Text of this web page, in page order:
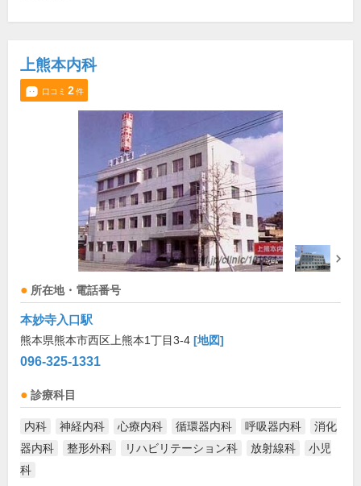
上熊本内科
口コミ 2件
所在地・電話番号
本妙寺入口駅
熊本県熊本市西区上熊本1丁目3-4 [地図]
096-325-1331
診療科目
内科 神経内科 心療内科 循環器内科 呼吸器内科
消化
器内科
整形外科 リハビリテーション科 放射線科
小児
科